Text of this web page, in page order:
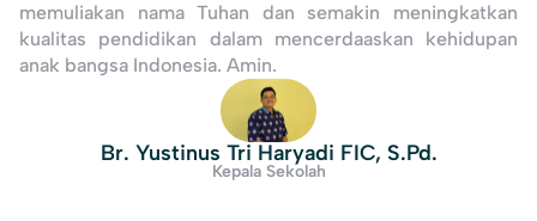
memuliakan nama Tuhan dan semakin meningkatkan
kualitas pendidikan dalam mencerdaaskan kehidupan
anak bangsa Indonesia. Amin.
Br. Yustinus Tri Haryadi FIC, S.Pd.
Kepala Sekolah